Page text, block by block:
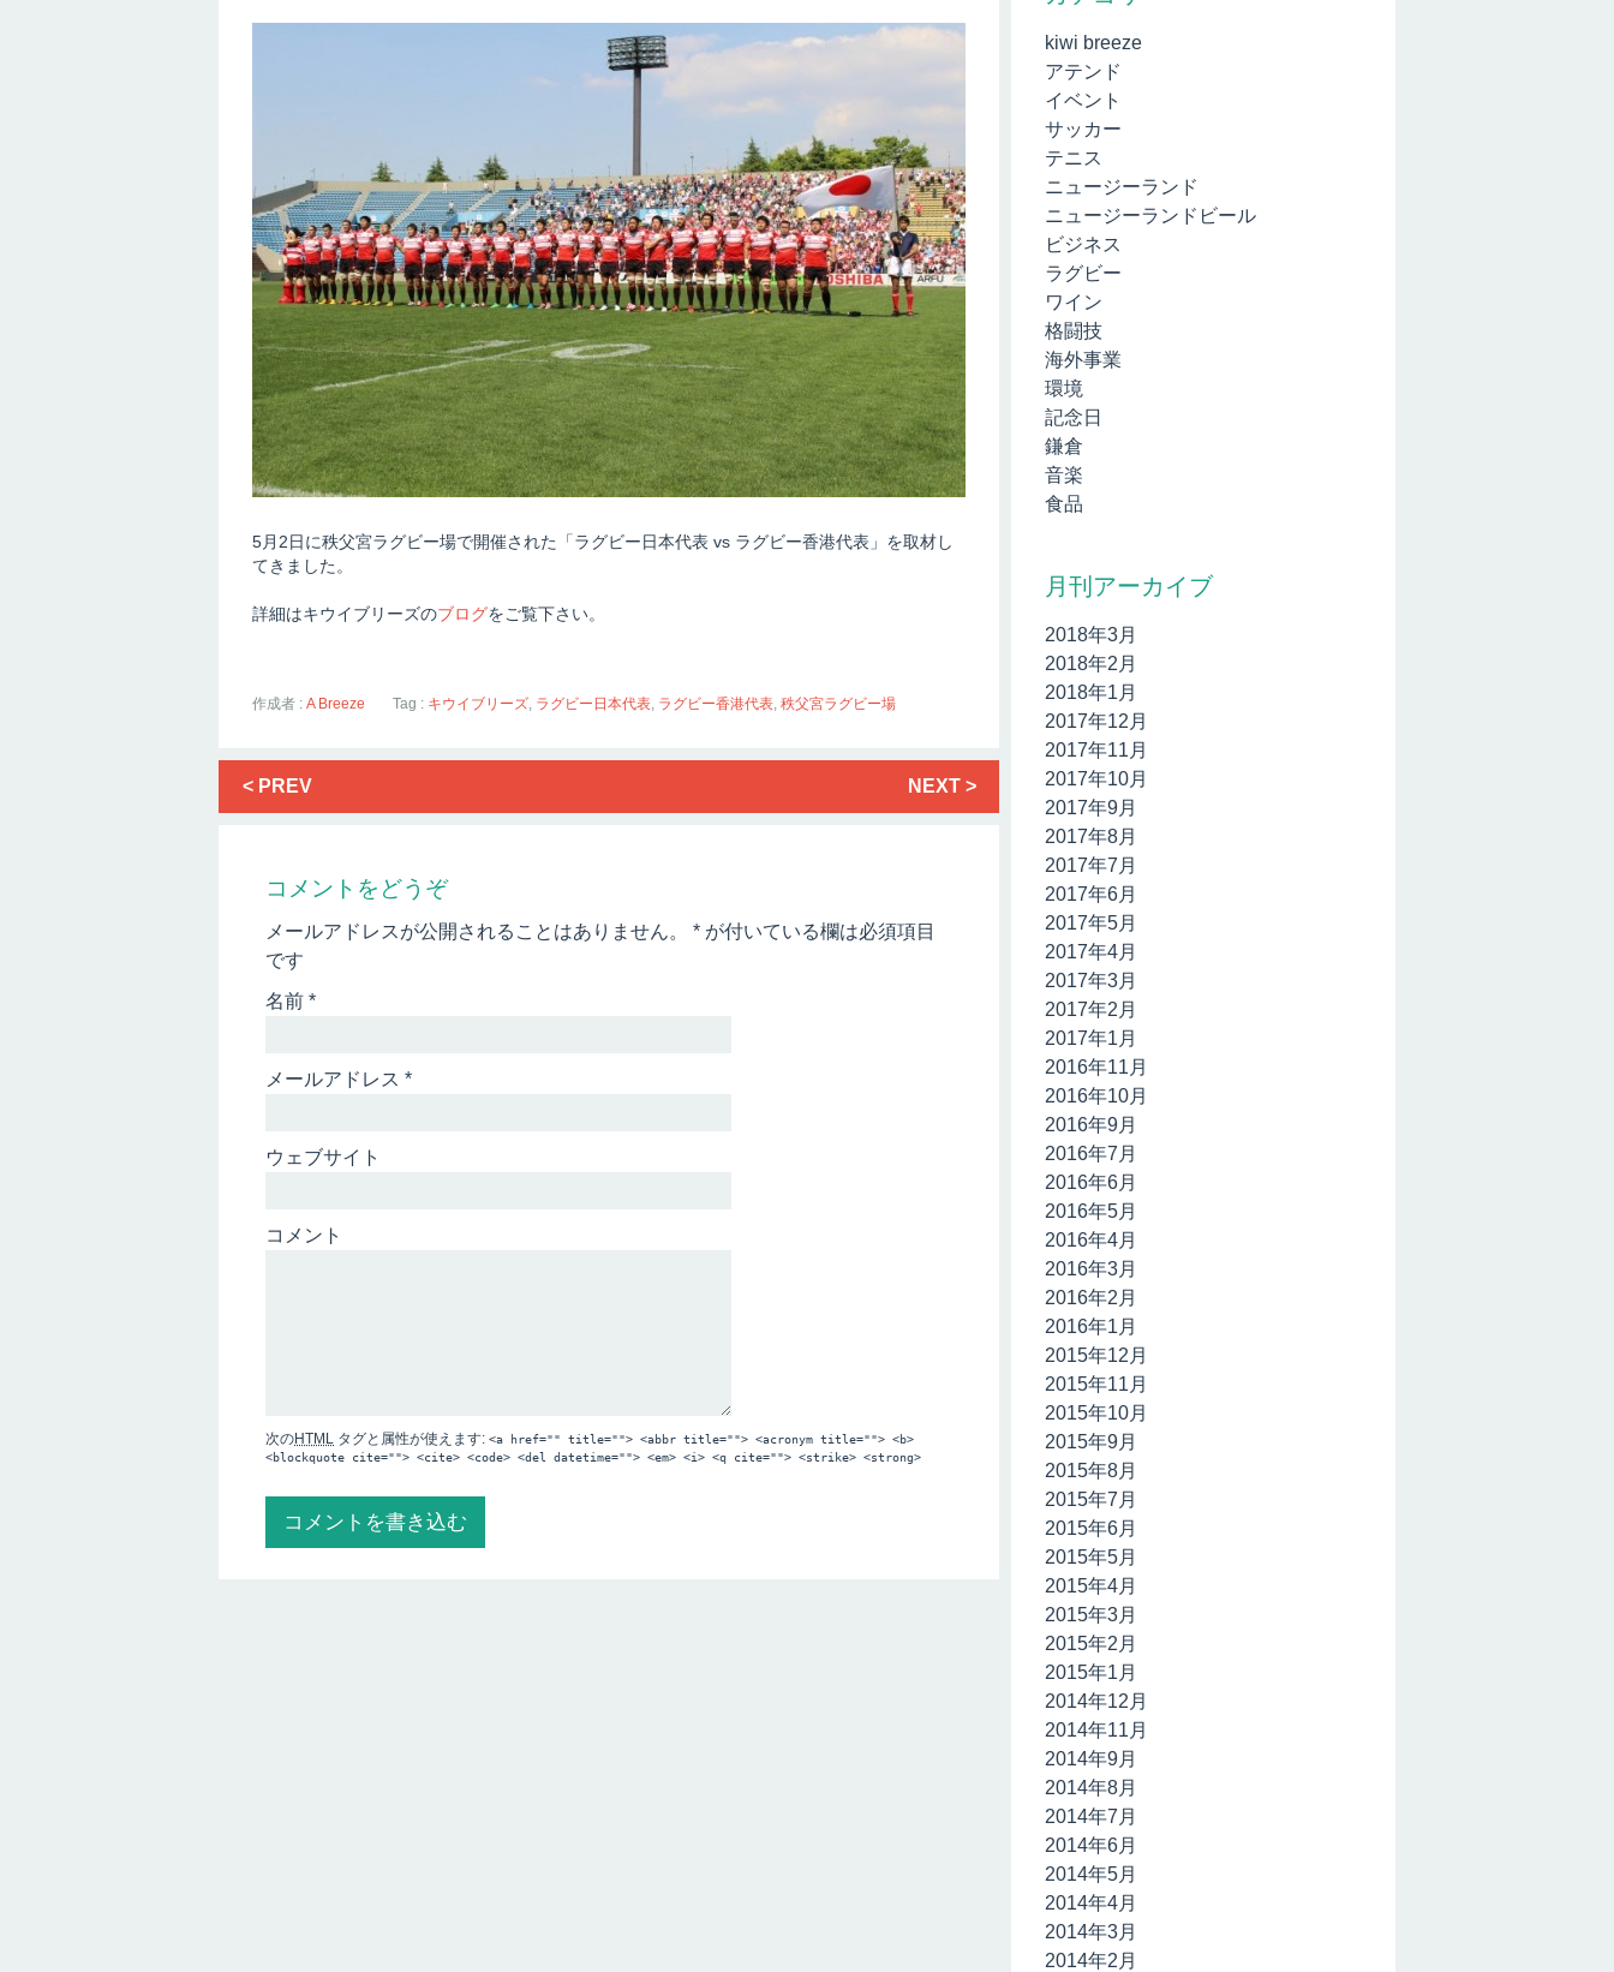
5月2日に秩父宮ラグビー場で開催された「ラグビー日本代表 vs ラグビー香港代表」を取材し
てきました。
詳細はキウイブリーズのブログをご覧下さい。
作成者 : A Breeze Tag : キウイブリーズ ラグビー日本代表 ラグビー香港代表 ,秩父宮ラグビー場
< PREV NEXT >
コメントをどうぞ
メールアドレスが公開されることはありません。 * が付いている欄は必須項目
です
名前 *
メールアドレス *
ウェブサイト
コメント
次のHTML タグと属性が使えます: <a href="" title=""> <abbr title=""> <acronym title=""> <b>
<blockquote cite=""> <cite> <code> <del datetime=""> <em> <i> <q cite=""> <strike> <strong>
kiwi breeze
アテンド
イベント
サッカー
テニス
ニュージーランド
ニュージーランドビール
ビジネス
ラグビー
ワイン
格闘技
海外事業
環境
記念日
鎌倉
音楽
食品
月刊アーカイブ
2018年3月
2018年2月
2018年1月
2017年12月
2017年11月
2017年10月
2017年9月
2017年8月
2017年7月
2017年6月
2017年5月
2017年4月
2017年3月
2017年2月
2017年1月
2016年11月
2016年10月
2016年9月
2016年7月
2016年6月
2016年5月
2016年4月
2016年3月
2016年2月
2016年1月
2015年12月
2015年11月
2015年10月
2015年9月
2015年8月
2015年7月
2015年6月
2015年5月
2015年4月
2015年3月
2015年2月
2015年1月
2014年12月
2014年11月
2014年9月
2014年8月
2014年7月
2014年6月
2014年5月
2014年4月
2014年3月
2014年2月